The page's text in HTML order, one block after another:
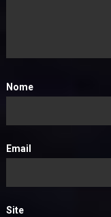
Nome
Email
Site